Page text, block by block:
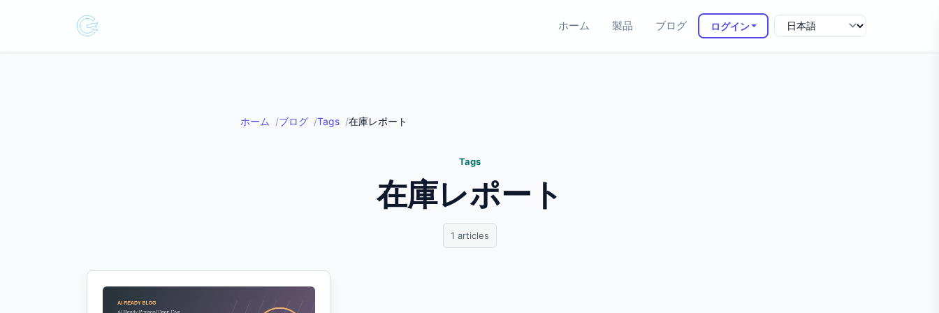
ホーム 製品 ブログ ログイン
ホーム ブログ Tags 在庫レポート
Tags
在庫レポート
1 articles